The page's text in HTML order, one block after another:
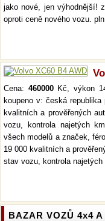
jako nové, jen výhodnější!
oproti ceně nového vozu.
Cena: 460000Kč, výkon
koupeno v: česká
kvalitních a prověřených
vozu, kontrola najetých
všech modelů a značek,
19 000 kvalitních a
stav vozu, kontrola
BAZAR VOZŮ 4x4 A